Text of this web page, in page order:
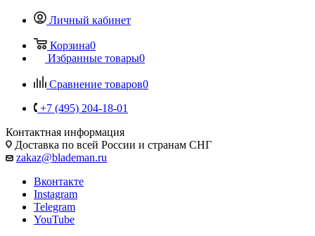
Личный кабинет
Корзина0
Избранные товары0
Сравнение товаров0
+7 (495) 204-18-01
Контактная информация
Доставка по всей России и странам СНГ
zakaz@blademan.ru
Вконтакте
Instagram
Telegram
YouTube